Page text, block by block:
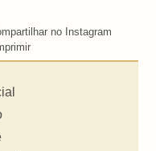
no Instagram